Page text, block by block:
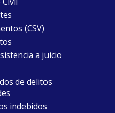
(CSV)
a juicio
de delitos
indebidos